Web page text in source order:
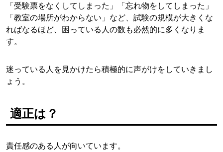
「受験票をなくしてしまった」「忘れ物をしてしまった」
「教室の場所がわからない」など、試験の規模が大きくな
ればなるほど、困っている人の数も必然的に多くなりま
す。
迷っている人を見かけたら積極的に声がけをしていきまし
ょう。
適正は？
責任感のある人が向いています。